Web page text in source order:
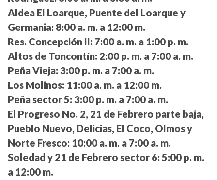
Aldea El Loarque, Puente del Loarque y
Germania: 8:00 a. m. a 12:00 m.
Res. Concepción II: 7:00 a. m. a 1:00 p. m.
Altos de Toncontín: 2:00 p. m. a 7:00 a. m.
Peña Vieja: 3:00 p. m. a 7:00 a. m.
Los Molinos: 11:00 a. m. a 12:00 m.
Peña sector 5: 3:00 p. m. a 7:00 a. m.
El Progreso No. 2, 21 de Febrero parte baja,
Pueblo Nuevo, Delicias, El Coco, Olmos y
Norte Fresco: 10:00 a. m. a 7:00 a. m.
Soledad y 21 de Febrero sector 6: 5:00 p. m.
a 12:00 m.